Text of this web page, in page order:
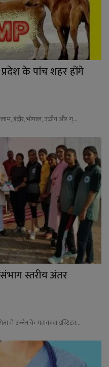
के पांच शहर होंगे
इंदौर, भोपाल, उज्जैन और ग्...
स्तरीय अंतर
में उज्जैन के महाकाल इंस्टिट्य...